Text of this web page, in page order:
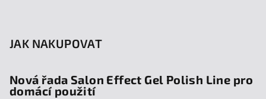
JAK NAKUPOVAT
Nová řada Salon Effect Gel Polish Line pro
domácí použití